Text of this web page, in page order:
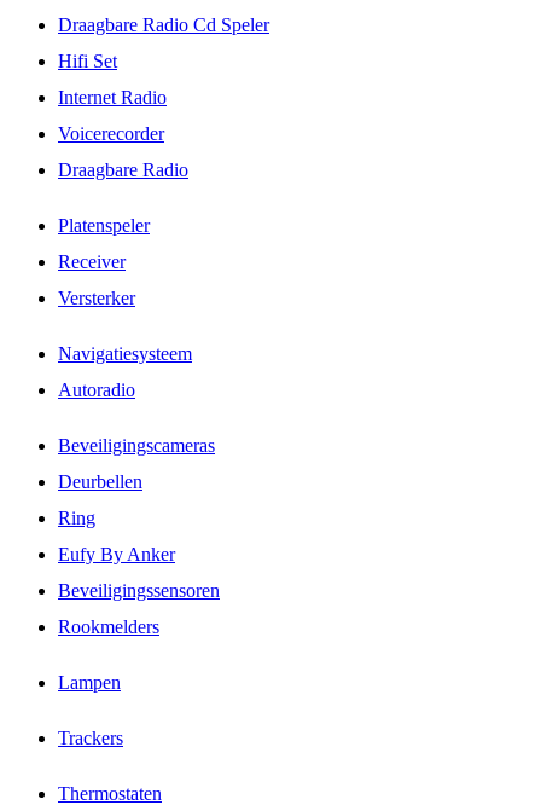
Draagbare Radio Cd Speler
Hifi Set
Internet Radio
Voicerecorder
Draagbare Radio
Platenspeler
Receiver
Versterker
Navigatiesysteem
Autoradio
Beveiligingscameras
Deurbellen
Ring
Eufy By Anker
Beveiligingssensoren
Rookmelders
Lampen
Trackers
Thermostaten